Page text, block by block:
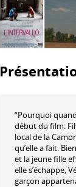
“Pourquoi
début du film.
local de la
qu’elle a fait.
et la jeune fille
elle s’échappe,
garçon